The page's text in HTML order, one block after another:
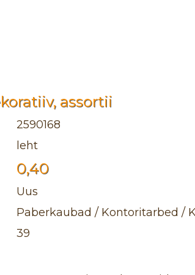
assortii
2590168
leht
0,40
Uus
Paberkaubad / Kontoritarbed /
39